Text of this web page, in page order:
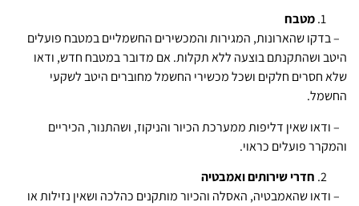
מטבח
– בדקו שהארונות, המגירות והמכשירים החשמליים במטבח פועלים
היטב ושהתקנתם בוצעה ללא תקלות. אם מדובר במטבח חדש, ודאו
שלא חסרים חלקים ושכל מכשירי החשמל מחוברים היטב לשקעי
החשמל.
– ודאו שאין דליפות ממערכת הכיור והניקוז, ושהתנור, הכיריים
והמקרר פועלים כראוי.
חדרי שירותים ואמבטיה
– ודאו שהאמבטיה, האסלה והכיור מותקנים כהלכה ושאין נזילות או